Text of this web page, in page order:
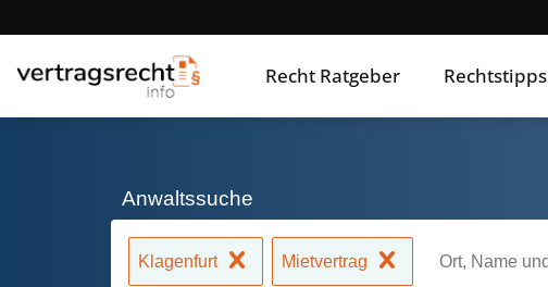
Recht Ratgeber Rechtstipps
Anwaltssuche
Klagenfurt Mietvertrag